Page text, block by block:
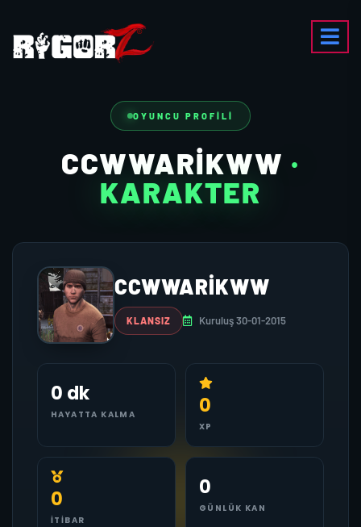
OYUNCU PROFILI
CCWWARİKWW ·
KARAKTER
CCWWARİKWW
KLANSIZ Kuruluş 30-01-2015
0 dk
HAYATTA KALMA 0
XP
0
İTIBAR
0
GÜNLÜK KAN